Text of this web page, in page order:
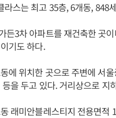
라스는 최고 35층, 6개동, 848
든3차 아파트를 재건축한 곳
기도 하다.
에 위치한 곳으로 주변에 서
을 두고 있다. 거리상으로 지
래미안블레스티지 전용면적